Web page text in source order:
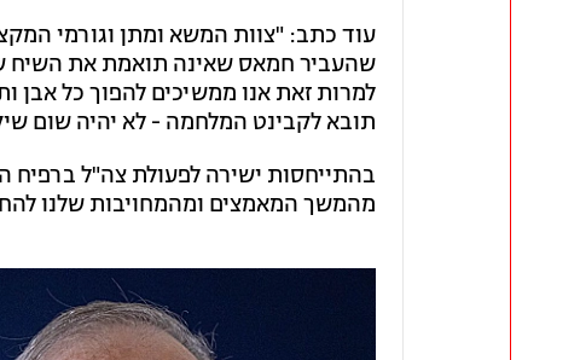
עוד כתב: "צוות המשא ומתן וגורמי
שהעביר חמאס שאינה תואמת את השיח
למרות זאת אנו ממשיכים להפוך כל
תובא לקבינט המלחמה - לא יהיה שום
בהתייחסות ישירה לפעולת צה"ל ברפיח
מהמשך המאמצים ומהמחויבות שלנו